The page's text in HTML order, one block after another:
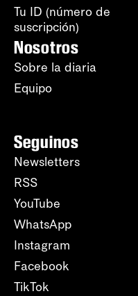
Tu ID (número de
suscripción)
Nosotros
Sobre la diaria
Equipo
Seguinos
Newsletters
RSS
YouTube
WhatsApp
Instagram
Facebook
TikTok